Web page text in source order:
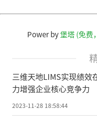
Power by堡塔 (免费
三维天地LIMS实现绩效
力增强企业核心竞争力
2023-11-28 18:58:44